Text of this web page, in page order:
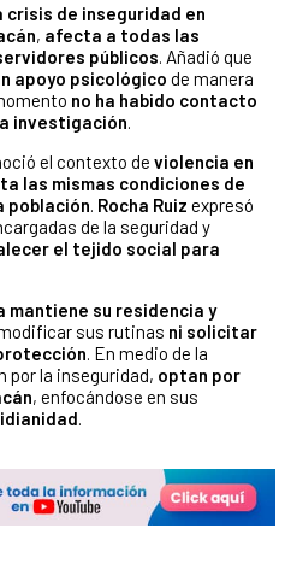
crisis de inseguridad en
, afecta a todas las
públicos. Añadió que
apoyo psicológico de manera
no ha habido contacto
investigación.
el contexto de violencia en
las mismas condiciones de
población. Rocha Ruiz expresó
de la seguridad y
el tejido social para
mantiene su residencia y
sus rutinas ni solicitar
. En medio de la
por la inseguridad, optan por
, enfocándose en sus
.